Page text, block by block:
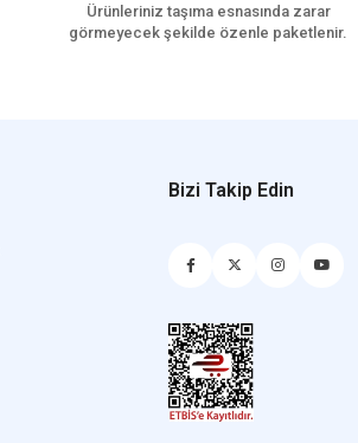
Ürünleriniz taşıma esnasında zarar
görmeyecek şekilde özenle paketlenir.
Bizi Takip Edin